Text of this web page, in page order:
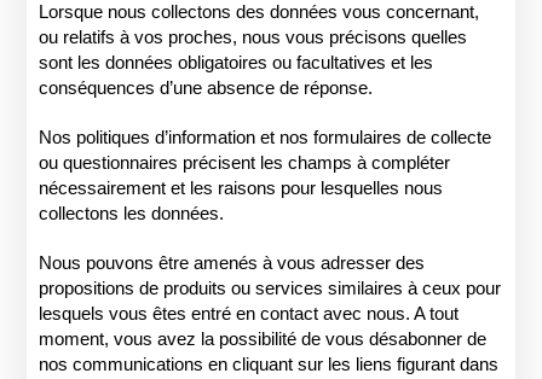
Lorsque nous collectons des données vous concernant,
ou relatifs à vos proches, nous vous précisons quelles
sont les données obligatoires ou facultatives et les
conséquences d’une absence de réponse.
Nos politiques d’information et nos formulaires de collecte
ou questionnaires précisent les champs à compléter
nécessairement et les raisons pour lesquelles nous
collectons les données.
Nous pouvons être amenés à vous adresser des
propositions de produits ou services similaires à ceux pour
lesquels vous êtes entré en contact avec nous. A tout
moment, vous avez la possibilité de vous désabonner de
nos communications en cliquant sur les liens figurant dans